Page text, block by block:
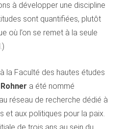
à développer une discipline
sont quantifiées, plutôt
où l’on se remet à la seule
la Faculté des hautes études
a été nommé
réseau de recherche dédié à
et aux politiques pour la paix.